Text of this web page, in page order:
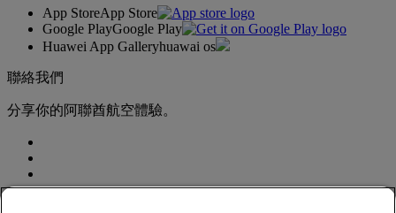
App StoreApp Store
Google PlayGoogle Play
Huawei App Galleryhuawai os
聯絡我們
分享你的阿聯酋航空體驗。